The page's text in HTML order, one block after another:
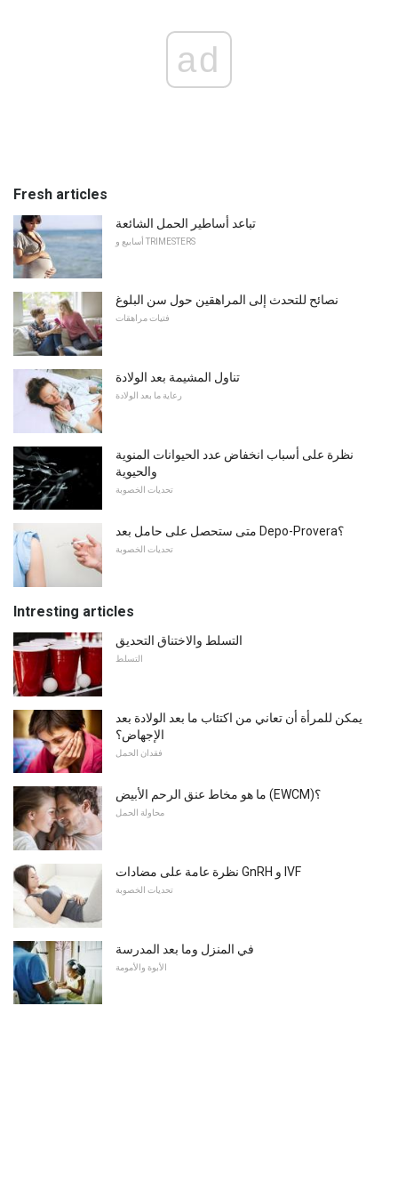
ad
Fresh articles
تباعد أساطير الحمل الشائعة
أسابيع و TRIMESTERS
نصائح للتحدث إلى المراهقين حول سن البلوغ
فتيات مراهقات
تناول المشيمة بعد الولادة
رعاية ما بعد الولادة
نظرة على أسباب انخفاض عدد الحيوانات المنوية
والحيوية
تحديات الخصوبة
متى ستحصل على حامل بعد Depo-Provera؟
تحديات الخصوبة
Intresting articles
التسلط والاختناق التحديق
التسلط
يمكن للمرأة أن تعاني من اكتئاب ما بعد الولادة بعد
الإجهاض؟
فقدان الحمل
ما هو مخاط عنق الرحم الأبيض (EWCM)؟
محاولة الحمل
نظرة عامة على مضادات GnRH و IVF
تحديات الخصوبة
في المنزل وما بعد المدرسة
الأبوة والأمومة